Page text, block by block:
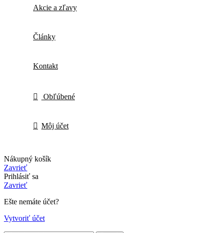
Akcie a zľavy
Články
Kontakt
Obľúbené
Môj účet
Nákupný košík
Zavrieť
Prihlásiť sa
Zavrieť
Ešte nemáte účet?
Vytvoriť účet